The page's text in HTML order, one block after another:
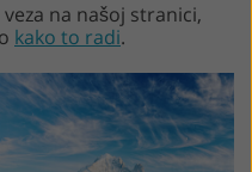
na našoj stranici,
kako to radi.